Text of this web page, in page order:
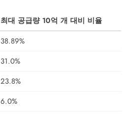
최대 공급량 10억 개 대비 비율
38.89%
31.0%
23.8%
6.0%